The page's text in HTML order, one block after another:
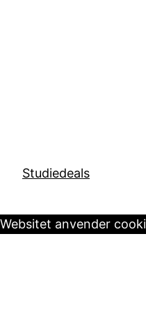
Studiedeals
Websitet anvender